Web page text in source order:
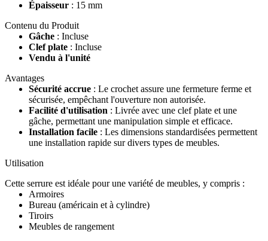
Épaisseur : 15 mm
Contenu du Produit
Gâche : Incluse
Clef plate : Incluse
Vendu à l'unité
Avantages
Sécurité accrue : Le crochet assure une fermeture ferme et
sécurisée, empêchant l'ouverture non autorisée.
Facilité d'utilisation : Livrée avec une clef plate et une
gâche, permettant une manipulation simple et efficace.
Installation facile : Les dimensions standardisées permettent
une installation rapide sur divers types de meubles.
Utilisation
Cette serrure est idéale pour une variété de meubles, y compris :
Armoires
Bureau (américain et à cylindre)
Tiroirs
Meubles de rangement